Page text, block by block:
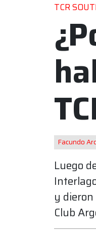
TCR
Facundo
Luego
y
Club